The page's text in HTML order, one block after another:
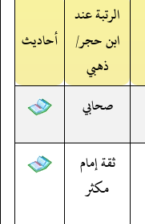
الرتبة عند
ابن حجر/
ذهبي
أحاديث
صحابي
ثقة إمام
مكثر